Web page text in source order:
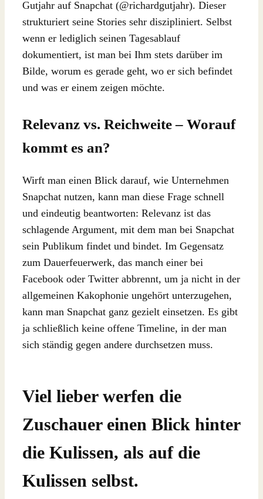
Gutjahr auf Snapchat (@richardgutjahr). Dieser
strukturiert seine Stories sehr diszipliniert. Selbst
wenn er lediglich seinen Tagesablauf
dokumentiert, ist man bei Ihm stets darüber im
Bilde, worum es gerade geht, wo er sich befindet
und was er einem zeigen möchte.
Relevanz vs. Reichweite – Worauf
kommt es an?
Wirft man einen Blick darauf, wie Unternehmen
Snapchat nutzen, kann man diese Frage schnell
und eindeutig beantworten: Relevanz ist das
schlagende Argument, mit dem man bei Snapchat
sein Publikum findet und bindet. Im Gegensatz
zum Dauerfeuerwerk, das manch einer bei
Facebook oder Twitter abbrennt, um ja nicht in der
allgemeinen Kakophonie ungehört unterzugehen,
kann man Snapchat ganz gezielt einsetzen. Es gibt
ja schließlich keine offene Timeline, in der man
sich ständig gegen andere durchsetzen muss.
Viel lieber werfen die
Zuschauer einen Blick hinter
die Kulissen, als auf die
Kulissen selbst.